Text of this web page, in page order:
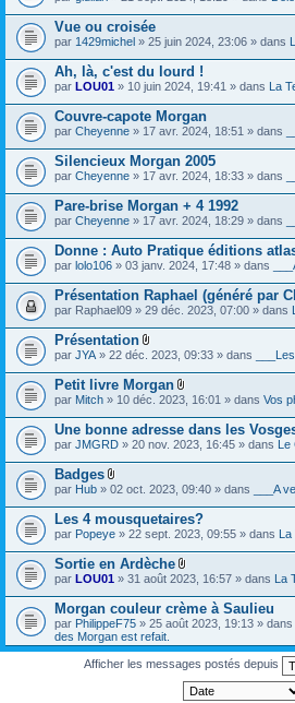
Vue ou croisée
par 1429michel » 25 juin 2024, 23:06 » dans
Ah, là, c'est du lourd !
par LOU01 » 10 juin 2024, 19:41 » dans La
Couvre-capote Morgan
par Cheyenne » 17 avr. 2024, 18:51 » dans
Silencieux Morgan 2005
par Cheyenne » 17 avr. 2024, 18:33 » dans
Pare-brise Morgan + 4 1992
par Cheyenne » 17 avr. 2024, 18:29 » dans
Donne : Auto Pratique éditions
par lolo106 » 03 janv. 2024, 17:48 » dans
Présentation Raphael (généré par
par Raphael09 » 29 déc. 2023, 07:00 » dans
Présentation
F
c
h
i
e
r
(
j
o
i
n
t
s
)
par JYA » 22 déc. 2023, 09:33 » dans
Petit livre Morgan
i
c
h
i
e
(
)
j
o
i
n
t
s
)
par Mitch » 10 déc. 2023, 16:01 » dans Vos
Une bonne adresse dans les
par JMGRD » 20 nov. 2023, 16:45 » dans Le
Badges
F
c
h
e
(
)
j
o
i
n
t
par Hub » 02 oct. 2023, 09:40 » dans ___A
Les 4 mousquetaires?
par Popeye » 22 sept. 2023, 09:55 » dans La
Sortie en Ardèche
F
c
h
i
r
(
s
)
par LOU01 » 31 août 2023, 16:57 » dans La
Morgan couleur crème à Saulieu
par PhilippeF75 » 25 août 2023, 19:13 » dans
des Morgan est refait.
Afficher les messages postés depuis